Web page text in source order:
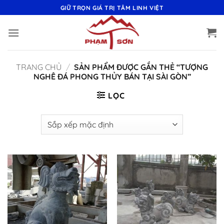
qua
nội
GIỮ TRỌN GIÁ TRỊ TÂM LINH VIỆT
TRANG CHỦ / SẢN PHẨM ĐƯỢC GẮN THẺ “TƯỢNG
NGHÊ ĐÁ PHONG THỦY BÁN TẠI SÀI GÒN”
LỌC